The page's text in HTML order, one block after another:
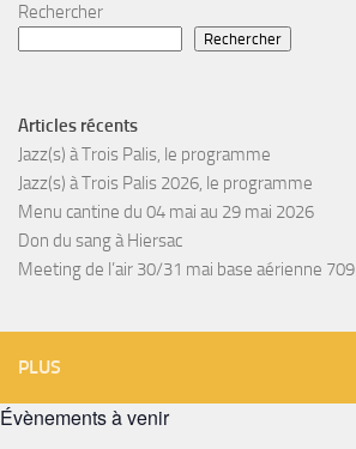
Rechercher
Rechercher
Articles récents
Jazz(s) à Trois Palis, le programme
Jazz(s) à Trois Palis 2026, le programme
Menu cantine du 04 mai au 29 mai 2026
Don du sang à Hiersac
Meeting de l’air 30/31 mai base aérienne 709
PLUS
Évènements à venir